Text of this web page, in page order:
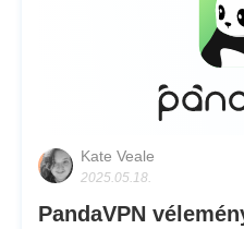
Kate Veale
2025.05.18.
PandaVPN